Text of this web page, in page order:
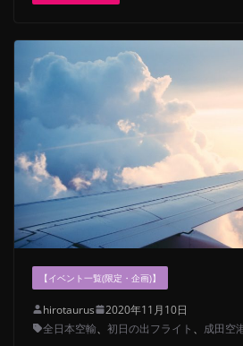
【イベント一覧(限定・企画)】
hirotaurus
2020年11月10日
全日本空輸、 初日の出フライト 、 成田空